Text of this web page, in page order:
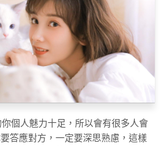
個人魅力十足，所以會有很多人會
答應對方，一定要深思熟慮，這樣